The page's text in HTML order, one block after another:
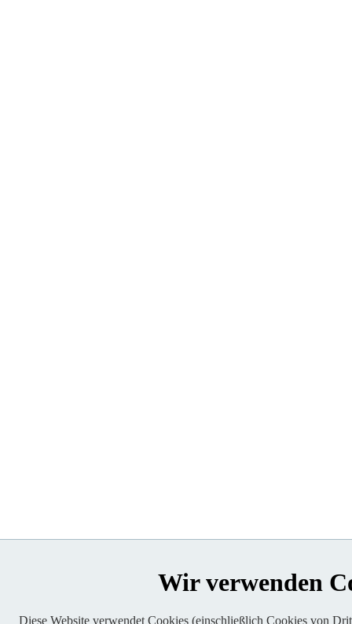
Wir verwenden
Diese Website verwendet Cookies (einschließlich Cookies von